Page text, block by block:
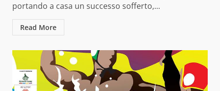
portando a casa un successo sofferto,...
Read More